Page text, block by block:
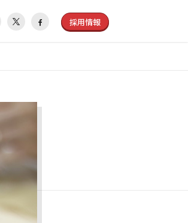
採用情報